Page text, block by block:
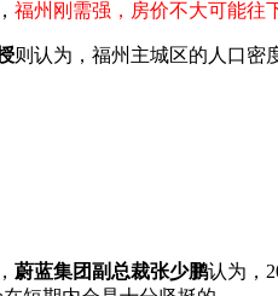
福州刚需强，房价不大可能往
则认为，福州主城区的人口密
蔚蓝集团副总裁张少鹏认为，